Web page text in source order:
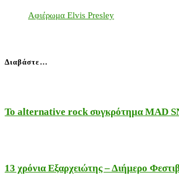
Αφιέρωμα Elvis Presley
Διαβάστε…
Το alternative rock συγκρότημα MAD
13 χρόνια Εξαρχειώτης – Διήμερο